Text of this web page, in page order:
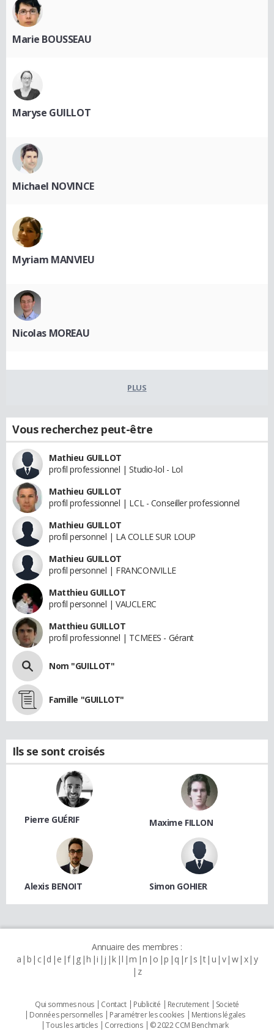
Marie BOUSSEAU
Maryse GUILLOT
Michael NOVINCE
Myriam MANVIEU
Nicolas MOREAU
PLUS
Vous recherchez peut-être
Mathieu GUILLOT
profil professionnel | Studio-lol - Lol
Mathieu GUILLOT
profil professionnel | LCL - Conseiller professionnel
Mathieu GUILLOT
profil personnel | LA COLLE SUR LOUP
Mathieu GUILLOT
profil personnel | FRANCONVILLE
Matthieu GUILLOT
profil personnel | VAUCLERC
Matthieu GUILLOT
profil professionnel | TCMEES - Gérant
Nom "GUILLOT"
Famille "GUILLOT"
Ils se sont croisés
Pierre GUÉRIF Maxime FILLON
Alexis BENOIT Simon GOHIER
Annuaire des membres :
a b c d e f g h i j k l m n o p q r s t u v w x y
z
Qui sommes nous Contact Publicité Recrutement
Societé
Données personnelles
Paramétrer les cookies
Mentions légales
Tous les articles
Corrections © 2022 CCM Benchmark